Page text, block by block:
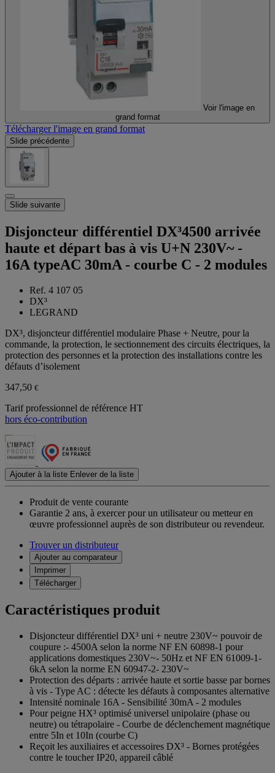
Voir l'image en
grand format
Télécharger l'image en grand format
Slide précédente
Slide suivante
Disjoncteur différentiel DX³4500 arrivée
haute et départ bas à vis U+N 230V~ -
16A typeAC 30mA - courbe C - 2 modules
Ref. 4 107 05
DX³
LEGRAND
DX³, disjoncteur différentiel modulaire Phase + Neutre, pour la
commande, la protection, le sectionnement des circuits électriques, la
protection des personnes et la protection des installations contre les
défauts d’isolement
347,50 €
Tarif professionnel de référence HT
hors éco-contribution
Ajouter à la liste Enlever de la liste
Produit de vente courante
Garantie 2 ans, à exercer pour un utilisateur ou metteur en
œuvre professionnel auprès de son distributeur ou revendeur.
Trouver un distributeur
Ajouter au comparateur
Imprimer
Télécharger
Caractéristiques produit
Disjoncteur différentiel DX³ uni + neutre 230V~ pouvoir de
coupure :- 4500A selon la norme NF EN 60898-1 pour
applications domestiques 230V~- 50Hz et NF EN 61009-1-
6kA selon la norme EN 60947-2- 230V~
Protection des départs : arrivée haute et sortie basse par bornes
à vis - Type AC : détecte les défauts à composantes alternative
Intensité nominale 16A - Sensibilité 30mA - 2 modules
Pour peigne HX³ optimisé universel unipolaire (phase ou
neutre) ou tétrapolaire - Courbe de déclenchement magnétique
entre 5In et 10In (courbe C)
Reçoit les auxiliaires et accessoires DX³ - Bornes protégées
contre le toucher IP20, appareil câblé